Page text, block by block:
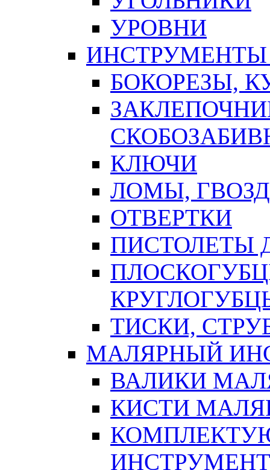
УРОВНИ
БОКОРЕЗЫ,
КЛЮЧИ
ЛОМЫ,
ОТВЕРТКИ
ПИСТОЛЕТЫ
ТИСКИ,
МАЛЯРНЫЙ
ВАЛИКИ
КИСТИ